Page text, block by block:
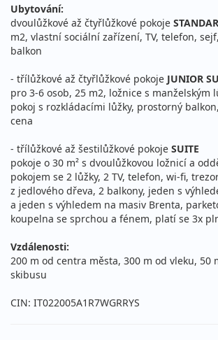
07.03. - 14.03.2027
neděle - neděle
vlastní
14.03. - 21.03.2027
neděle - neděle
cena za 8 dní (7 nocí)
Ubytování:
dvoulůžkové až čtyřlůžkové pokoje
m2, vlastní sociální zařízení, TV, telefon,
balkon
- třílůžkové až čtyřlůžkové pokoje JUNIOR
pro 3-6 osob, 25 m2, ložnice s manželským
pokoj s rozkládacími lůžky, prostorný
cena
- třílůžkové až šestilůžkové pokoje SUITE
pokoje o 30 m² s dvoulůžkovou ložnicí a
pokojem se 2 lůžky, 2 TV, telefon, wi-fi,
z jedlového dřeva, 2 balkony, jeden s
a jeden s výhledem na masiv Brenta,
koupelna se sprchou a fénem, platí se 3x
Vzdálenosti:
200 m od centra města, 300 m od vleku, 50
skibusu
CIN: IT022005A1R7WGRRYS